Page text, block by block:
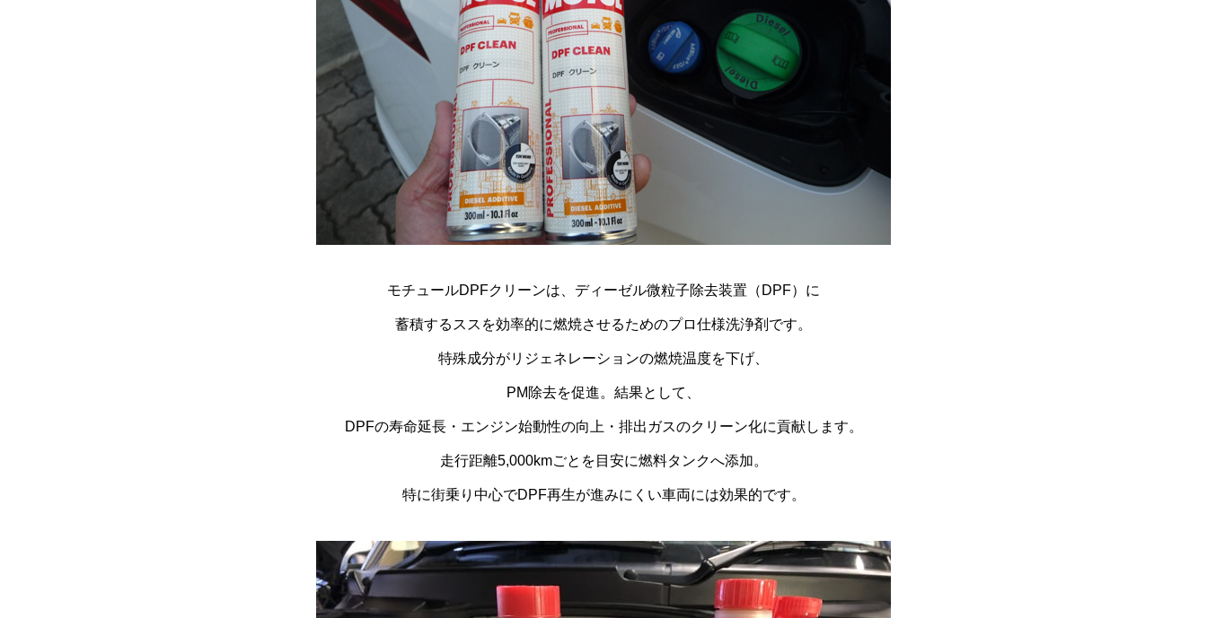
モチュールDPFクリーンは、ディーゼル微粒子除去装置（DPF）に
蓄積するススを効率的に燃焼させるためのプロ仕様洗浄剤です。
特殊成分がリジェネレーションの燃焼温度を下げ、
PM除去を促進。結果として、
DPFの寿命延長・エンジン始動性の向上・排出ガスのクリーン化に貢献します。
走行距離5,000kmごとを目安に燃料タンクへ添加。
特に街乗り中心でDPF再生が進みにくい車両には効果的です。